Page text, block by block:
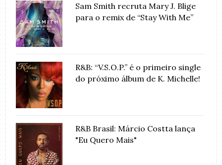
Sam Smith recruta Mary J. Blige
para o remix de “Stay With Me”
R&B: “V.S.O.P.” é o primeiro single
do próximo álbum de K. Michelle!
R&B Brasil: Márcio Costta lança
"Eu Quero Mais"